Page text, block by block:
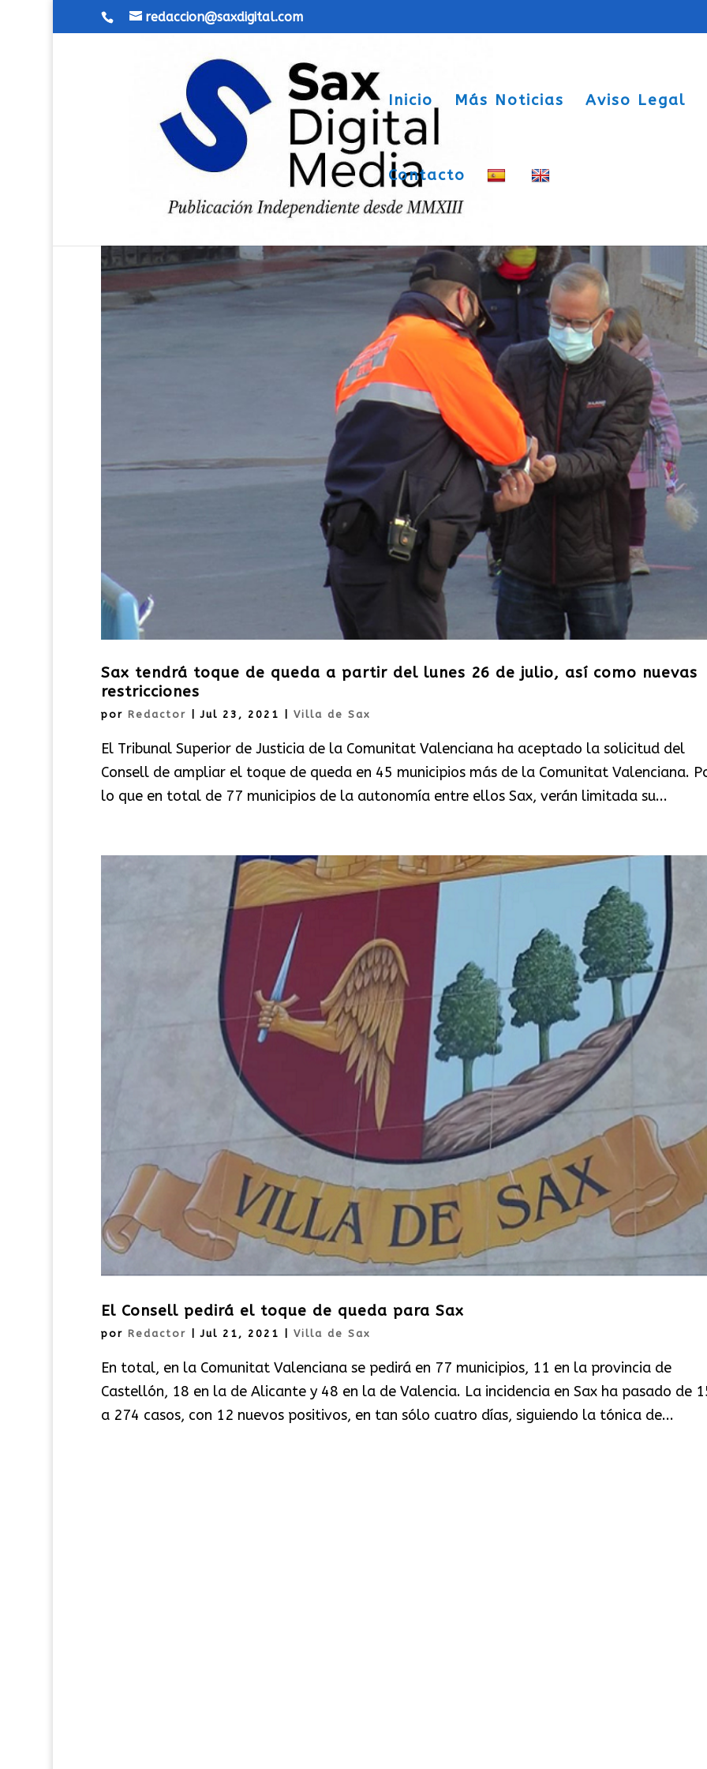
redaccion@saxdigital.com
Inicio Más Noticias Aviso Legal
Contacto
Sax tendrá toque de queda a partir del lunes 26 de julio, así como nuevas
restricciones
por Redactor |Jul 23, 2021 Villa de Sax
El Tribunal Superior de Justicia de la Comunitat Valenciana ha aceptado la solicitud del
Consell de ampliar el toque de queda en 45 municipios más de la Comunitat Valenciana.
lo que en total de 77 municipios de la autonomía entre ellos Sax, verán limitada su...
El Consell pedirá el toque de queda para Sax
por Redactor |Jul 21, 2021 Villa de Sax
En total, en la Comunitat Valenciana se pedirá en 77 municipios, 11 en la provincia de
Castellón, 18 en la de Alicante y 48 en la de Valencia. La incidencia en Sax ha pasado de
a 274 casos, con 12 nuevos positivos, en tan sólo cuatro días, siguiendo la tónica de...